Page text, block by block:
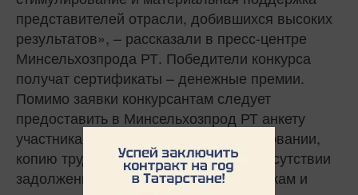
представителей отрасли, добившихся высоких
результатов», – рассказали в пресс-центре
Минсельхозпрода РТ. Победители конкурса
получат сертификаты – денежные премии.
Помимо заявки конкурсантам следует
предоставить в Минсельхозпрод РТ анкету
участника, копию документа об образовании,
копию трудовой книжки, справку об отсутствии
задолженностей по налоговым платежам и